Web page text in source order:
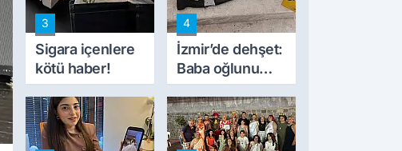
de kıskaca aldı,
müdahale ettik'
3
Sigara içenlere
kötü haber!
4
İzmir’de dehşet:
Baba oğlunu
vurdu